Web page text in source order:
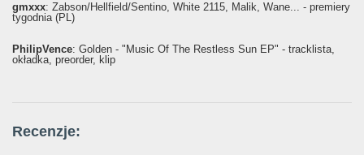
gmxxx: Żabson/Hellfield/Sentino, White 2115, Malik, Wane... - premiery
tygodnia (PL)
PhilipVence: Golden - "Music Of The Restless Sun EP" - tracklista,
okładka, preorder, klip
Recenzje: